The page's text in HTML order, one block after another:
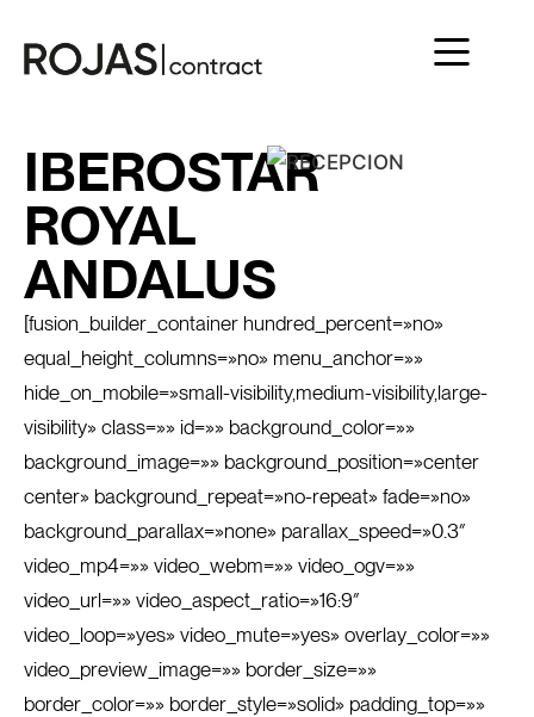
IBEROSTAR
ROYAL
ANDALUS
[fusion_builder_container hundred_percent=»no»
equal_height_columns=»no» menu_anchor=»»
hide_on_mobile=»small-visibility,medium-visibility,large-
visibility» class=»» id=»» background_color=»»
background_image=»» background_position=»center
center» background_repeat=»no-repeat» fade=»no»
background_parallax=»none» parallax_speed=»0.3″
video_mp4=»» video_webm=»» video_ogv=»»
video_url=»» video_aspect_ratio=»16:9″
video_loop=»yes» video_mute=»yes» overlay_color=»»
video_preview_image=»» border_size=»»
border_color=»» border_style=»solid» padding_top=»»